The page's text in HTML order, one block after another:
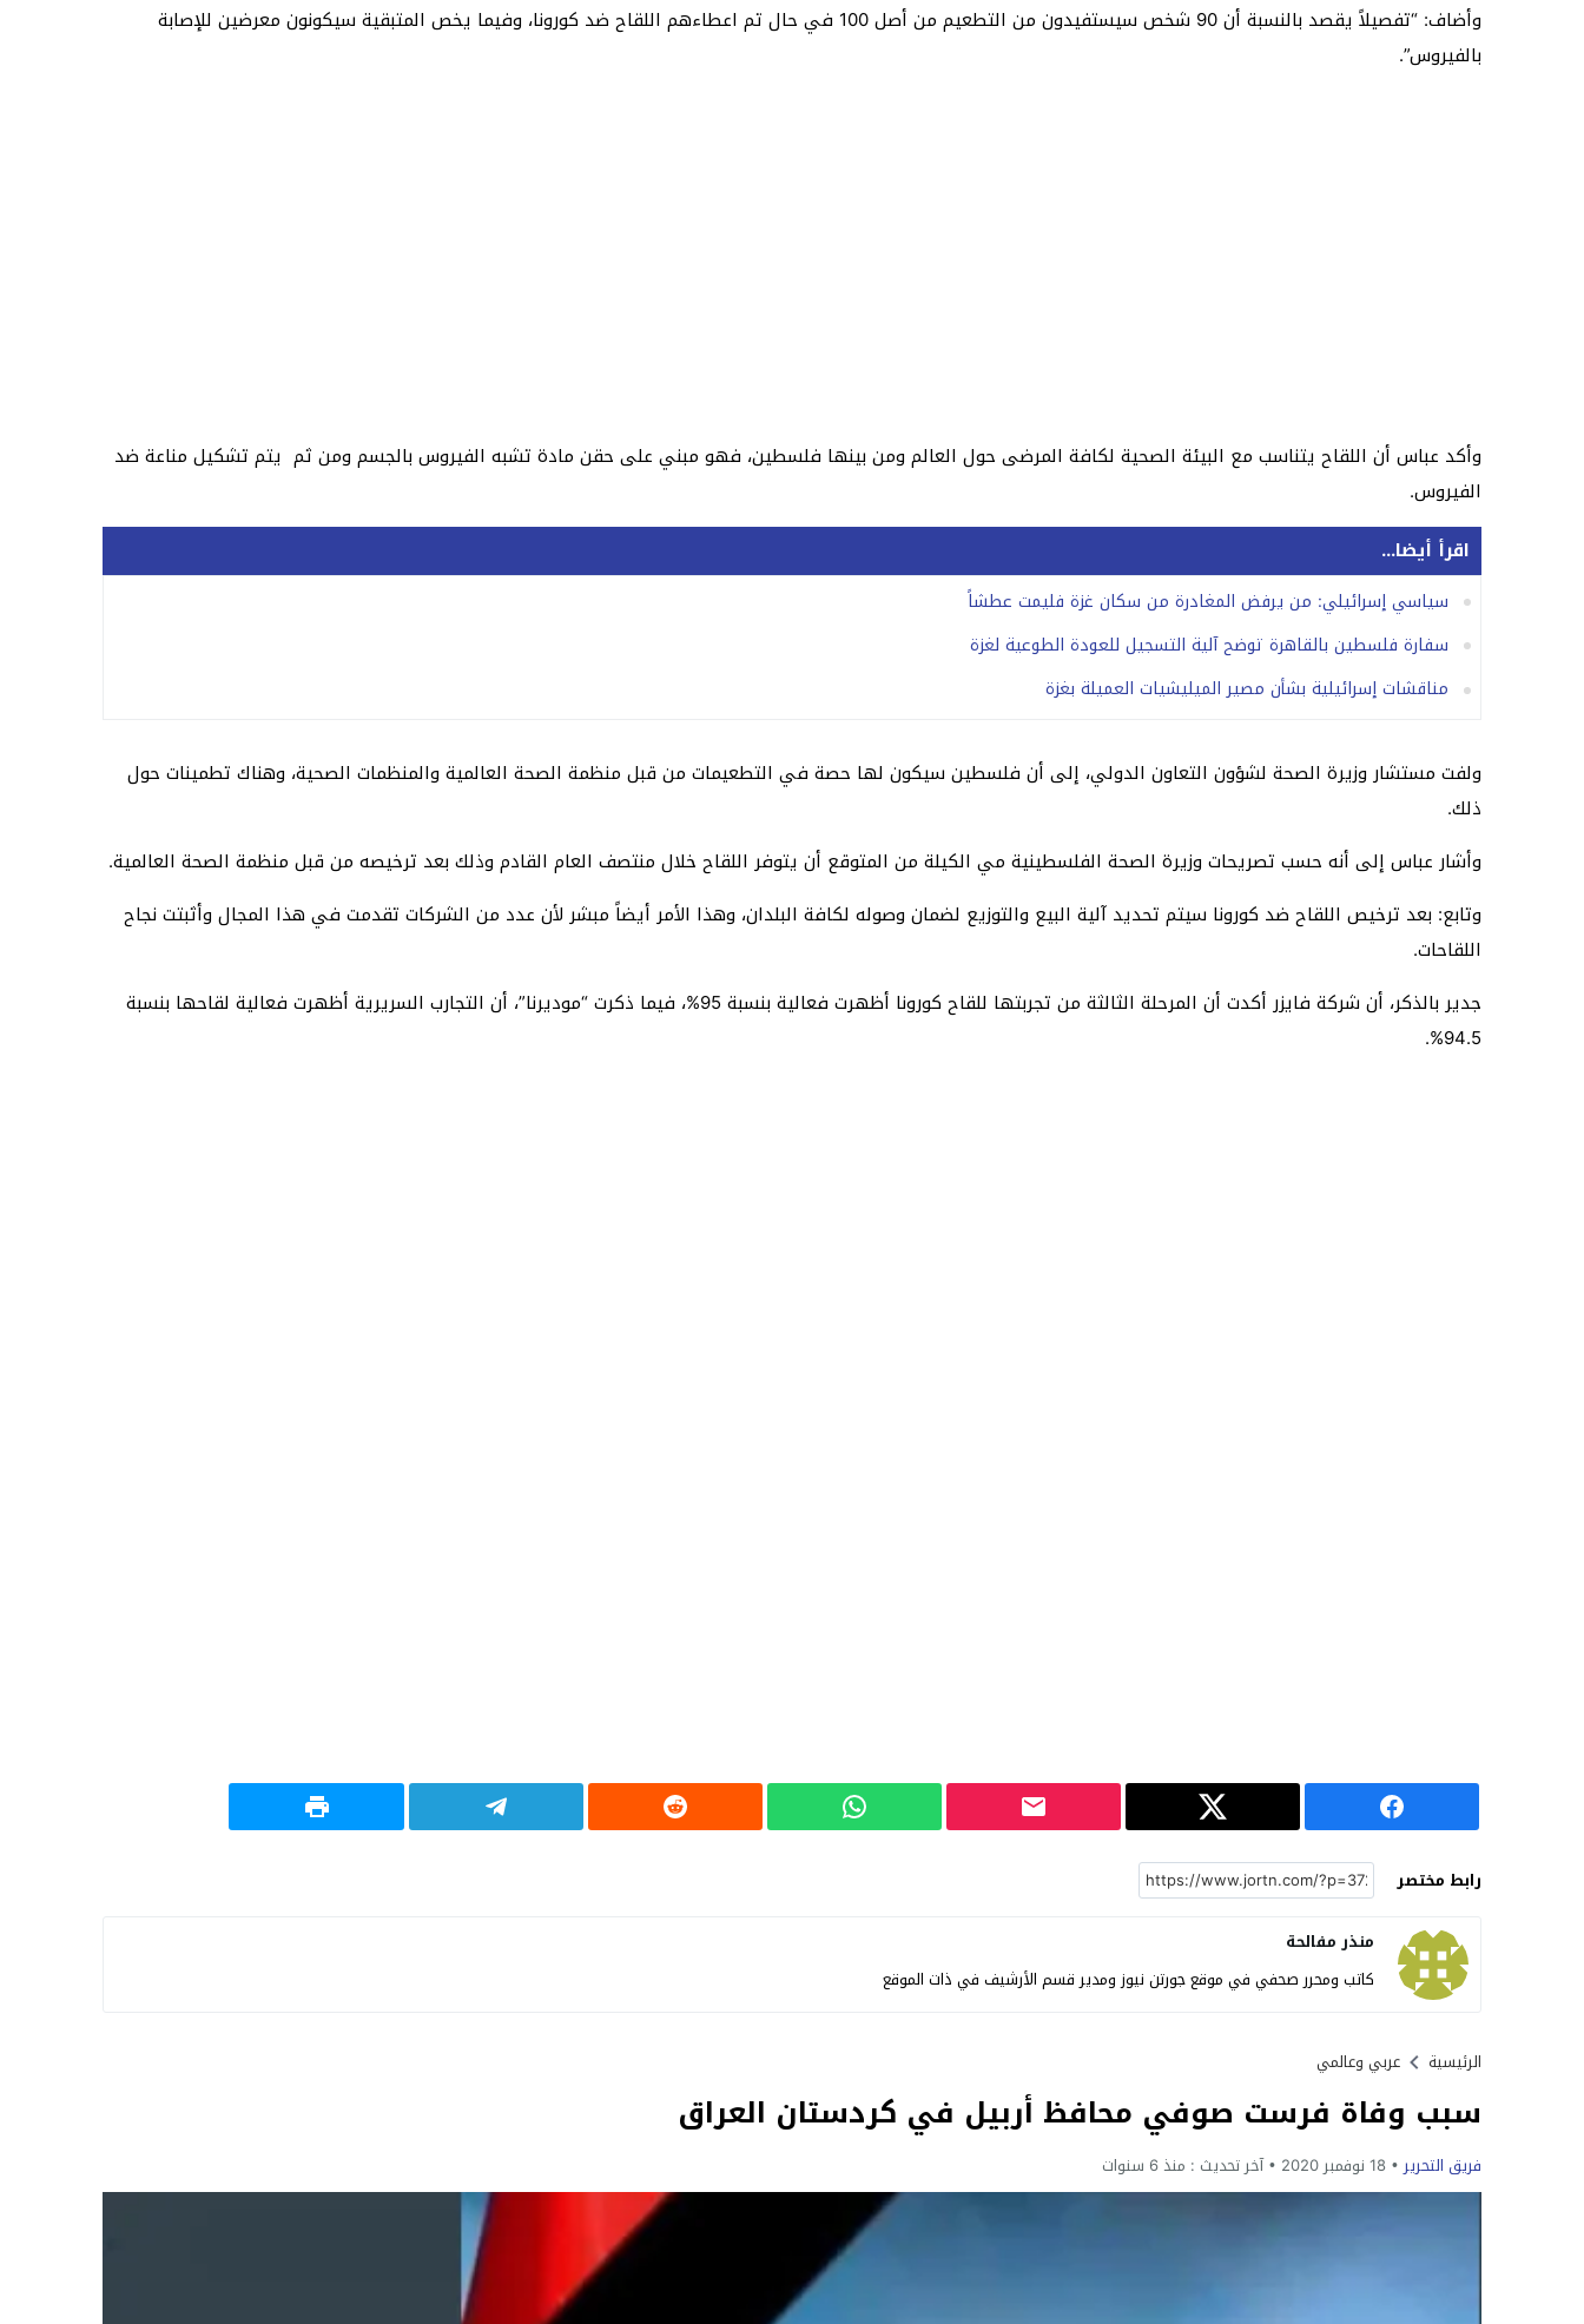
وأضاف: “تفصيلاً يقصد بالنسبة أن 90 شخص سيستفيدون من التطعيم من أصل 100 في حال تم اعطاءهم اللقاح ضد كورونا، وفيما يخص المتبقية سيكونون معرضين للإصابة
بالفيروس”.
وأكد عباس أن اللقاح يتناسب مع البيئة الصحية لكافة المرضى حول العالم ومن بينها فلسطين، فهو مبني على حقن مادة تشبه الفيروس بالجسم ومن ثم يتم تشكيل مناعة ضد
الفيروس.
اقرأ أيضا...
سياسي إسرائيلي: من يرفض المغادرة من سكان غزة فليمت عطشاً
سفارة فلسطين بالقاهرة توضح آلية التسجيل للعودة الطوعية لغزة
مناقشات إسرائيلية بشأن مصير الميليشيات العميلة بغزة
ولفت مستشار وزيرة الصحة لشؤون التعاون الدولي، إلى أن فلسطين سيكون لها حصة في التطعيمات من قبل منظمة الصحة العالمية والمنظمات الصحية، وهناك تطمينات حول
ذلك.
وأشار عباس إلى أنه حسب تصريحات وزيرة الصحة الفلسطينية مي الكيلة من المتوقع أن يتوفر اللقاح خلال منتصف العام القادم وذلك بعد ترخيصه من قبل منظمة الصحة العالمية.
وتابع: بعد ترخيص اللقاح ضد كورونا سيتم تحديد آلية البيع والتوزيع لضمان وصوله لكافة البلدان، وهذا الأمر أيضاً مبشر لأن عدد من الشركات تقدمت في هذا المجال وأثبتت نجاح
اللقاحات.
جدير بالذكر، أن شركة فايزر أكدت أن المرحلة الثالثة من تجربتها للقاح كورونا أظهرت فعالية بنسبة 95%، فيما ذكرت “موديرنا”، أن التجارب السريرية أظهرت فعالية لقاحها بنسبة
94.5%.
رابط مختصر
منذر مفالحة
كاتب ومحرر صحفي في موقع جورتن نيوز ومدير قسم الأرشيف في ذات الموقع
الرئيسية عربي وعالمي
سبب وفاة فرست صوفي محافظ أربيل في كردستان العراق
فريق التحرير 18 نوفمبر 2020 آخر تحديث : منذ 6 سنوات